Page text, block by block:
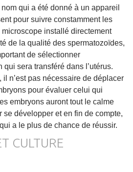
nom qui a été donné à un appareil
pour suivre constamment les
microscope installé directement
de la qualité des spermatozoïdes,
de sélectionner
qui sera transféré dans l’utérus.
il n’est pas nécessaire de déplacer
pour évaluer celui qui
embryons auront tout le calme
se développer et en fin de compte,
a le plus de chance de réussir.
CULTURE